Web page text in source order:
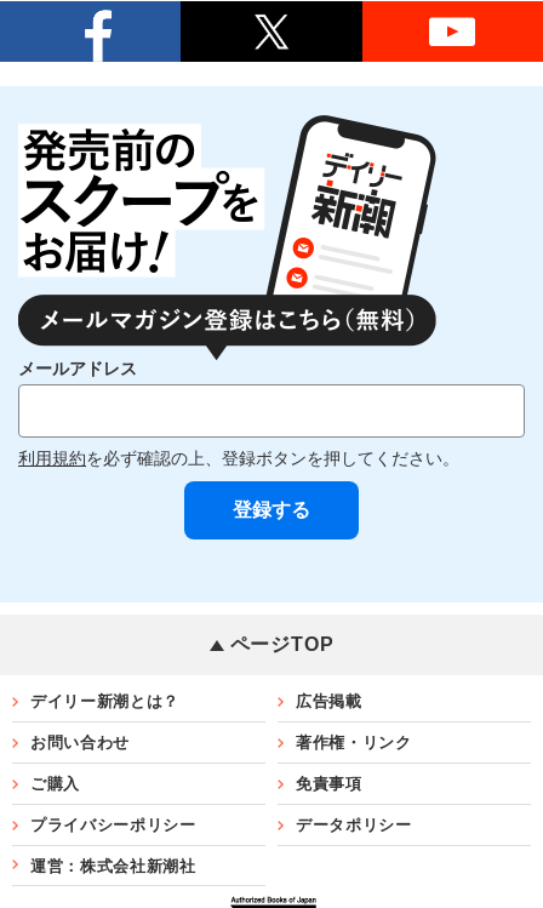
メールアドレス
利用規約を必ず確認の上、登録ボタンを押してください。
ページTOP
デイリー新潮とは？ 広告掲載
お問い合わせ 著作権・リンク
ご購入 免責事項
プライバシーポリシー データポリシー
運営：株式会社新潮社